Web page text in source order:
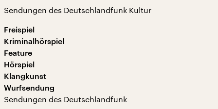
Sendungen des Deutschlandfunk Kultur
Freispiel
Kriminalhörspiel
Feature
Hörspiel
Klangkunst
Wurfsendung
Sendungen des Deutschlandfunk